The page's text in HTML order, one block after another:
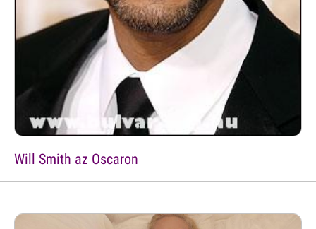
Will Smith az Oscaron